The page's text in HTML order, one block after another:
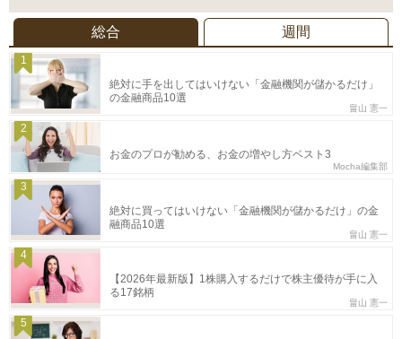
総合 週間
1
絶対に手を出してはいけない「金融機関が儲かるだけ」
の金融商品10選
畠山 憲一
2
お金のプロが勧める、お金の増やし方ベスト3
Mocha編集部
3
絶対に買ってはいけない「金融機関が儲かるだけ」の金
融商品10選
畠山 憲一
4
【2026年最新版】1株購入するだけで株主優待が手に入
る17銘柄
畠山 憲一
5